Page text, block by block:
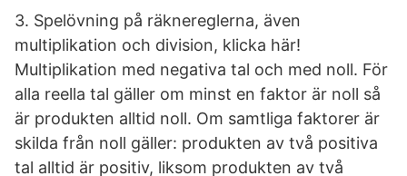
3. Spelövning på räknereglerna, även
multiplikation och division, klicka här!
Multiplikation med negativa tal och med noll. För
alla reella tal gäller om minst en faktor är noll så
är produkten alltid noll. Om samtliga faktorer är
skilda från noll gäller: produkten av två positiva
tal alltid är positiv, liksom produkten av två